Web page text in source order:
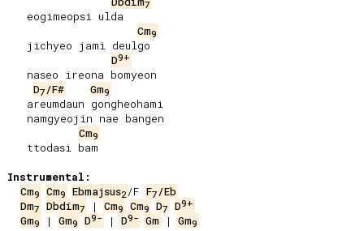
7
Cm9
D9+
D7 /F# Gm9
Cm9
Instrumental:
Cm9 Cm9 Ebmajsus2/F F7 /Eb
Dm7 Dbdim7 | Cm9 Cm9 D7 D9+
Gm9 | Gm9 D9- | D9- Gm | Gm9